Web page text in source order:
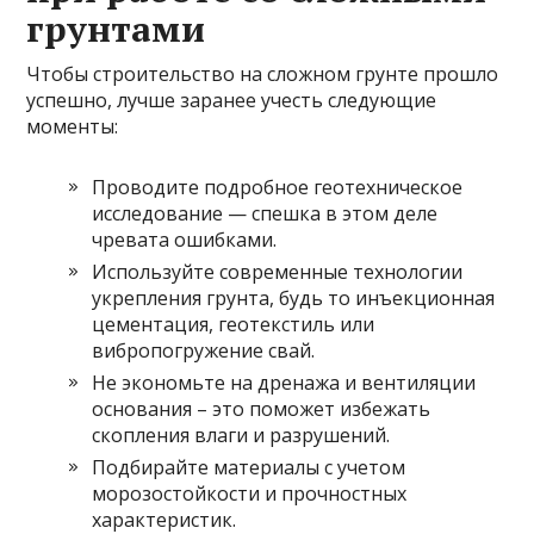
грунтами
Чтобы строительство на сложном грунте прошло
успешно, лучше заранее учесть следующие
моменты:
Проводите подробное геотехническое
исследование — спешка в этом деле
чревата ошибками.
Используйте современные технологии
укрепления грунта, будь то инъекционная
цементация, геотекстиль или
вибропогружение свай.
Не экономьте на дренажа и вентиляции
основания – это поможет избежать
скопления влаги и разрушений.
Подбирайте материалы с учетом
морозостойкости и прочностных
характеристик.